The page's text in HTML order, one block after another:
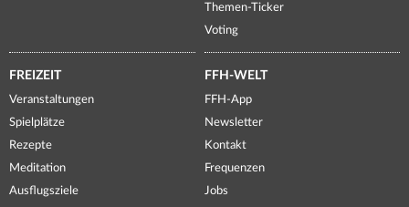
Themen-Ticker
Voting
FREIZEIT
Veranstaltungen
Spielplätze
Rezepte
Meditation
Ausflugsziele
FFH-WELT
FFH-App
Newsletter
Kontakt
Frequenzen
Jobs